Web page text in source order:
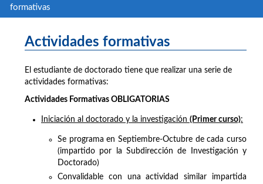
formativas
Actividades formativas
El estudiante de doctorado tiene que realizar una serie de
actividades formativas:
Actividades Formativas OBLIGATORIAS
Iniciación al doctorado y la investigación (Primer curso):
Se programa en Septiembre-Octubre de cada curso
(impartido por la Subdirección de Investigación y
Doctorado)
Convalidable con una actividad similar impartida